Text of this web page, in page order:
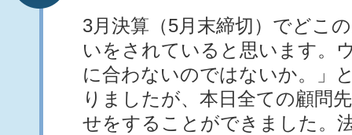
3月決算（5月末締切）でどこ
いをされていると思います。
に合わないのではないか。」
りましたが、本日全ての顧問
せをすることができました。